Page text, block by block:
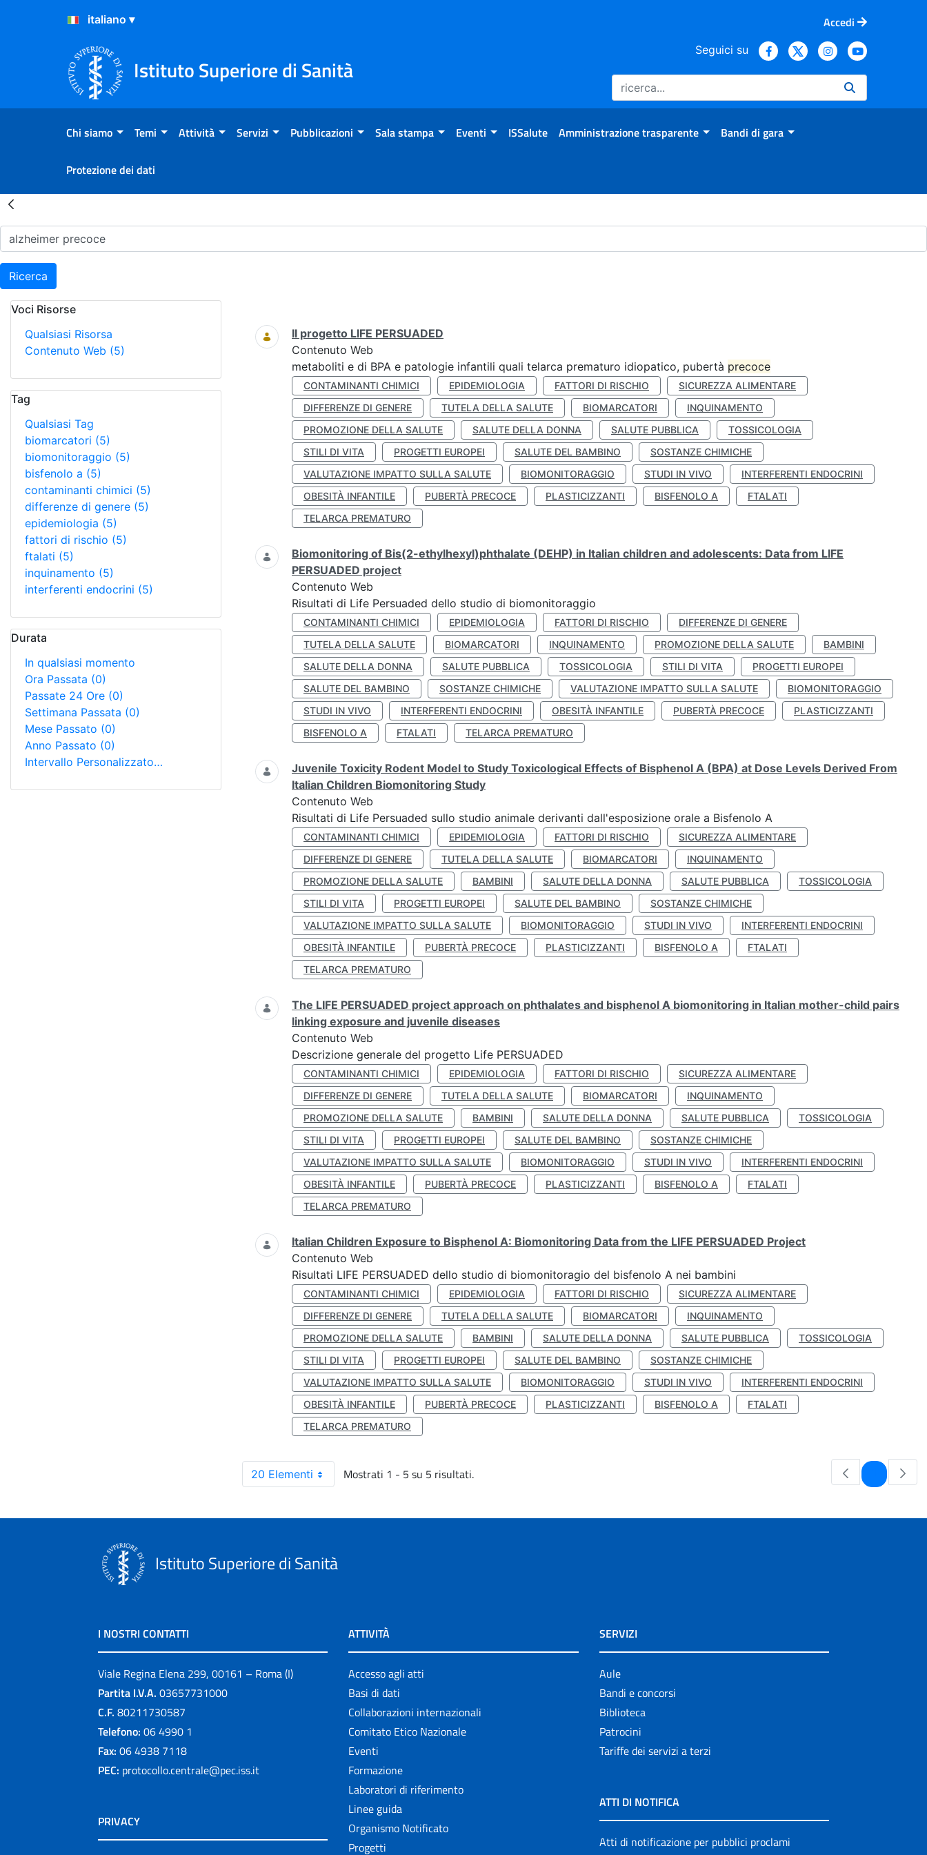
Salta al Contenuto
Salta al Footer
Accedi
Istituto Superiore di Sanità
Seguici su
Chi siamo Temi Attività Servizi Pubblicazioni Sala stampa Eventi ISSalute Amministrazione trasparente Bandi di gara
Protezione dei dati
Risultati della Ricerca - Home
Ricerca
Voci Risorse
Qualsiasi Risorsa
Contenuto Web (5)
Tag
Qualsiasi Tag
biomarcatori (5)
biomonitoraggio (5)
bisfenolo a (5)
contaminanti chimici (5)
differenze di genere (5)
epidemiologia (5)
fattori di rischio (5)
ftalati (5)
inquinamento (5)
interferenti endocrini (5)
Durata
In qualsiasi momento
Ora Passata (0)
Passate 24 Ore (0)
Settimana Passata (0)
Mese Passato (0)
Anno Passato (0)
Intervallo Personalizzato…
Ricerca
Il progetto LIFE PERSUADED
Contenuto Web
metaboliti e di BPA e patologie infantili quali telarca prematuro idiopatico, pubertà precoce
CONTAMINANTI CHIMICI EPIDEMIOLOGIA FATTORI DI RISCHIO
SICUREZZA ALIMENTARE
DIFFERENZE DI GENERE
TUTELA DELLA SALUTE BIOMARCATORI
INQUINAMENTO
PROMOZIONE DELLA SALUTE
SALUTE DELLA DONNA SALUTE PUBBLICA
TOSSICOLOGIA
STILI DI VITA
PROGETTI EUROPEI SALUTE DEL BAMBINO
SOSTANZE CHIMICHE
VALUTAZIONE IMPATTO SULLA SALUTE
BIOMONITORAGGIO STUDI IN VIVO
INTERFERENTI ENDOCRINI
OBESITÀ INFANTILE
PUBERTÀ PRECOCE PLASTICIZZANTI BISFENOLO A
FTALATI
TELARCA PREMATURO
Biomonitoring of Bis(2-ethylhexyl)phthalate (DEHP) in Italian children and adolescents: Data from LIFE
PERSUADED project
Contenuto Web
Risultati di Life Persuaded dello studio di biomonitoraggio
CONTAMINANTI CHIMICI EPIDEMIOLOGIA FATTORI DI RISCHIO
DIFFERENZE DI GENERE
TUTELA DELLA SALUTE
BIOMARCATORI INQUINAMENTO PROMOZIONE DELLA SALUTE
BAMBINI
SALUTE DELLA DONNA
SALUTE PUBBLICA TOSSICOLOGIA STILI DI VITA
PROGETTI EUROPEI
SALUTE DEL BAMBINO
SOSTANZE CHIMICHE VALUTAZIONE IMPATTO SULLA SALUTE
BIOMONITORAGGIO
STUDI IN VIVO
INTERFERENTI ENDOCRINI OBESITÀ INFANTILE PUBERTÀ PRECOCE
PLASTICIZZANTI
BISFENOLO A
FTALATI TELARCA PREMATURO
Juvenile Toxicity Rodent Model to Study Toxicological Effects of Bisphenol A (BPA) at Dose Levels Derived From
Italian Children Biomonitoring Study
Contenuto Web
Risultati di Life Persuaded sullo studio animale derivanti dall'esposizione orale a Bisfenolo A
CONTAMINANTI CHIMICI EPIDEMIOLOGIA FATTORI DI RISCHIO
SICUREZZA ALIMENTARE
DIFFERENZE DI GENERE
TUTELA DELLA SALUTE BIOMARCATORI
INQUINAMENTO
PROMOZIONE DELLA SALUTE
BAMBINI SALUTE DELLA DONNA SALUTE PUBBLICA
TOSSICOLOGIA
STILI DI VITA
PROGETTI EUROPEI SALUTE DEL BAMBINO
SOSTANZE CHIMICHE
VALUTAZIONE IMPATTO SULLA SALUTE
BIOMONITORAGGIO STUDI IN VIVO
INTERFERENTI ENDOCRINI
OBESITÀ INFANTILE
PUBERTÀ PRECOCE PLASTICIZZANTI BISFENOLO A
FTALATI
TELARCA PREMATURO
The LIFE PERSUADED project approach on phthalates and bisphenol A biomonitoring in Italian mother-child pairs
linking exposure and juvenile diseases
Contenuto Web
Descrizione generale del progetto Life PERSUADED
CONTAMINANTI CHIMICI EPIDEMIOLOGIA FATTORI DI RISCHIO
SICUREZZA ALIMENTARE
DIFFERENZE DI GENERE
TUTELA DELLA SALUTE BIOMARCATORI
INQUINAMENTO
PROMOZIONE DELLA SALUTE
BAMBINI SALUTE DELLA DONNA SALUTE PUBBLICA
TOSSICOLOGIA
STILI DI VITA
PROGETTI EUROPEI SALUTE DEL BAMBINO
SOSTANZE CHIMICHE
VALUTAZIONE IMPATTO SULLA SALUTE
BIOMONITORAGGIO STUDI IN VIVO
INTERFERENTI ENDOCRINI
OBESITÀ INFANTILE
PUBERTÀ PRECOCE PLASTICIZZANTI BISFENOLO A
FTALATI
TELARCA PREMATURO
Italian Children Exposure to Bisphenol A: Biomonitoring Data from the LIFE PERSUADED Project
Contenuto Web
Risultati LIFE PERSUADED dello studio di biomonitoragio del bisfenolo A nei bambini
CONTAMINANTI CHIMICI EPIDEMIOLOGIA FATTORI DI RISCHIO
SICUREZZA ALIMENTARE
DIFFERENZE DI GENERE
TUTELA DELLA SALUTE BIOMARCATORI
INQUINAMENTO
PROMOZIONE DELLA SALUTE
BAMBINI SALUTE DELLA DONNA SALUTE PUBBLICA
TOSSICOLOGIA
STILI DI VITA
PROGETTI EUROPEI SALUTE DEL BAMBINO
SOSTANZE CHIMICHE
VALUTAZIONE IMPATTO SULLA SALUTE
BIOMONITORAGGIO STUDI IN VIVO
INTERFERENTI ENDOCRINI
OBESITÀ INFANTILE
PUBERTÀ PRECOCE PLASTICIZZANTI BISFENOLO A
FTALATI
TELARCA PREMATURO
20 Elementi Mostrati 1 - 5 su 5 risultati. Pagina
Istituto Superiore di Sanità
I NOSTRI CONTATTI
Viale Regina Elena 299, 00161 – Roma (I)
Partita I.V.A. 03657731000
C.F. 80211730587
Telefono: 06 4990 1
Fax: 06 4938 7118
PEC: protocollo.centrale@pec.iss.it
PRIVACY
ATTIVITÀ
Accesso agli atti
Basi di dati
Collaborazioni internazionali
Comitato Etico Nazionale
Eventi
Formazione
Laboratori di riferimento
Linee guida
Organismo Notificato
Progetti
SERVIZI
Aule
Bandi e concorsi
Biblioteca
Patrocini
Tariffe dei servizi a terzi
ATTI DI NOTIFICA
Atti di notificazione per pubblici proclami